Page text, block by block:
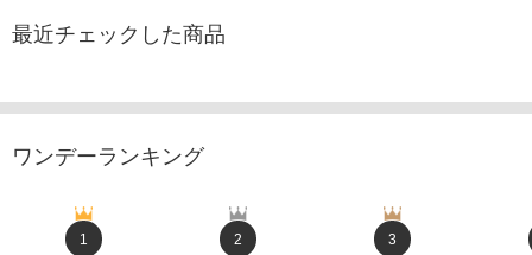
最近チェックした商品
ワンデーランキング
1 2 3